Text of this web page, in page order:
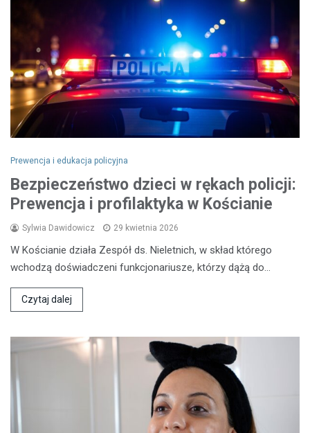
Prewencja i edukacja policyjna
Bezpieczeństwo dzieci w rękach policji:
Prewencja i profilaktyka w Kościanie
Sylwia Dawidowicz 29 kwietnia 2026
W Kościanie działa Zespół ds. Nieletnich, w skład którego
wchodzą doświadczeni funkcjonariusze, którzy dążą do…
Czytaj dalej